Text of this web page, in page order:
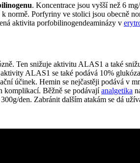
. Koncentrace jsou vyšší než 6
normě. Porfyriny ve stolici jsou obecně
aktivita porfobilinogendeaminázy v
Ten snižuje aktivitu ALAS1 a také
ALAS1 se také podává 10%
účinek. Hemin se nejčastěji podává v
komplikací. Běžně se podávajíanalgetika
den. Zabránit dalším atakám se dá